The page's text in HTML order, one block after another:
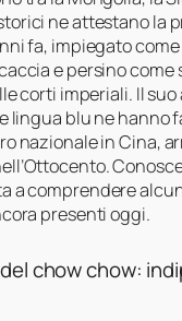
ne attestano la
fa, impiegato
e persino come
corti imperiali. Il
lingua blu ne hanno
nazionale in Cina,
a comprendere
presenti oggi.
chow chow: